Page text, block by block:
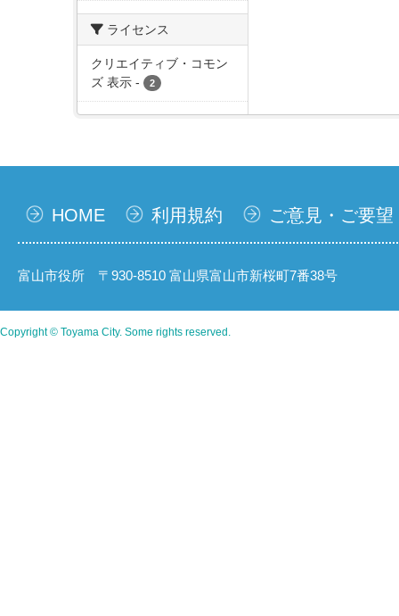
ライセンス
クリエイティブ・コモン
ズ 表示 - 2
HOME 利用規約 ご意見・ご要望
富山市役所 〒930-8510 富山県富山市新桜町7番38号
Copyright © Toyama City. Some rights reserved.